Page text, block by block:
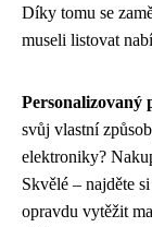
Díky tomu se
museli listovat
Personalizovaný
svůj vlastní
elektroniky?
Skvělé – najděte
opravdu vytěžit